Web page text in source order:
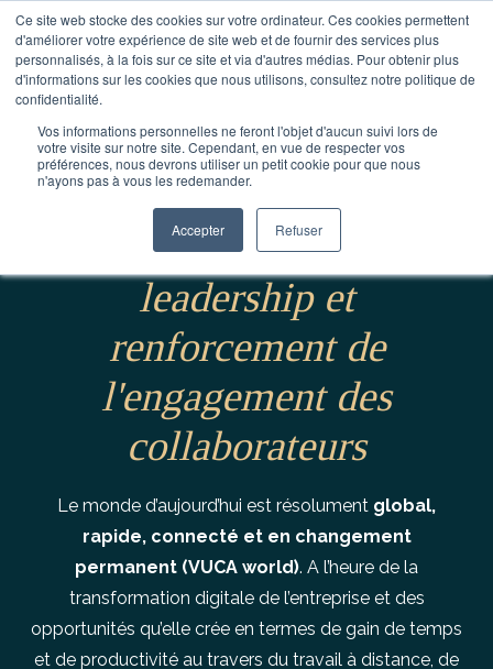
Ce site web stocke des cookies sur votre ordinateur. Ces cookies permettent
d'améliorer votre expérience de site web et de fournir des services plus
personnalisés, à la fois sur ce site et via d'autres médias. Pour obtenir plus
d'informations sur les cookies que nous utilisons, consultez notre politique de
confidentialité.
Vos informations personnelles ne feront l'objet d'aucun suivi lors de
votre visite sur notre site. Cependant, en vue de respecter vos
préférences, nous devrons utiliser un petit cookie pour que nous
n'ayons pas à vous les redemander.
Accepter Refuser
Développement du
leadership et
renforcement de
l'engagement des
collaborateurs
Le monde d’aujourd’hui est résolument global,
rapide, connecté et en changement
permanent (VUCA world). A l’heure de la
transformation digitale de l’entreprise et des
opportunités qu’elle crée en termes de gain de temps
et de productivité au travers du travail à distance, de